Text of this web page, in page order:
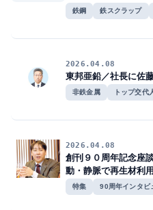
鉄鋼 鉄スクラップ
2026.04.08
東邦亜鉛／社長に佐
非鉄金属 トップ交代
2026.04.08
創刊９０周年記念座
動・静脈で再生材利
特集 90周年インタビ